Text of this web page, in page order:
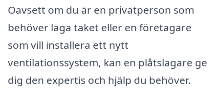
Oavsett om du är en privatperson som
behöver laga taket eller en företagare
som vill installera ett nytt
ventilationssystem, kan en plåtslagare ge
dig den expertis och hjälp du behöver.